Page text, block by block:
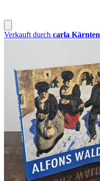
Verkauft durch carla Kärnten